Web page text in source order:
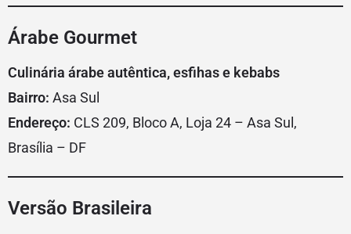
Árabe Gourmet
Culinária árabe autêntica, esfihas e kebabs
Bairro: Asa Sul
Endereço: CLS 209, Bloco A, Loja 24 – Asa Sul,
Brasília – DF
Versão Brasileira